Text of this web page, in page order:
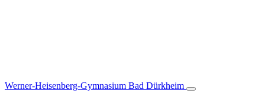
Werner-Heisenberg-Gymnasium Bad Dürkheim